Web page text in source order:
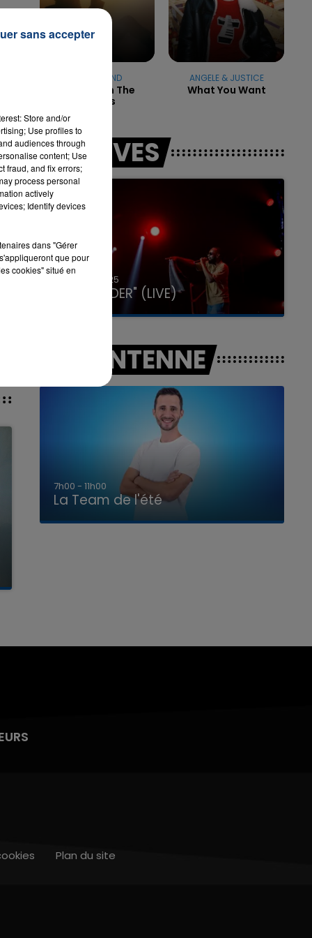
7h00 - 11h00
LA TEAM DE L'ÉTÉ
THE WEEKND
Dancing In The
Flames
ANGELE & JUSTICE
What You Want
LES LIVES
31 janvier 2025
GIMS "SPIDER" (LIVE)
A L'ANTENNE
7h00 - 11h00
La Team de l'été
Plan du site
Store and/or
Use profiles to
audiences through
content; Use
fraud, and fix errors;
process personal
actively
Identify devices
dans "Gérer
que pour
cookies" situé en
sans accepter